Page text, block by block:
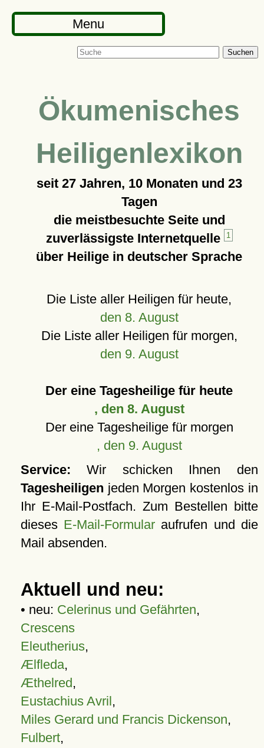
Menu
Suchen
Ökumenisches
Heiligenlexikon
seit 27 Jahren, 10 Monaten und 23
Tagen
die meistbesuchte Seite und
zuverlässigste Internetquelle
1
über Heilige in deutscher Sprache
Die Liste aller Heiligen für heute,
den 8. August
Die Liste aller Heiligen für morgen,
den 9. August
Der eine Tagesheilige für heute
, den 8. August
Der eine Tagesheilige für morgen
, den 9. August
Service: Wir schicken Ihnen den
Tagesheiligen jeden Morgen kostenlos in
Ihr E-Mail-Postfach. Zum Bestellen bitte
dieses E-Mail-Formular aufrufen und die
Mail absenden.
Aktuell und neu:
• neu: Celerinus und Gefährten,
Crescens
Eleutherius,
Ælfleda,
Æthelred,
Eustachius Avril,
Miles Gerard und Francis Dickenson,
Fulbert,